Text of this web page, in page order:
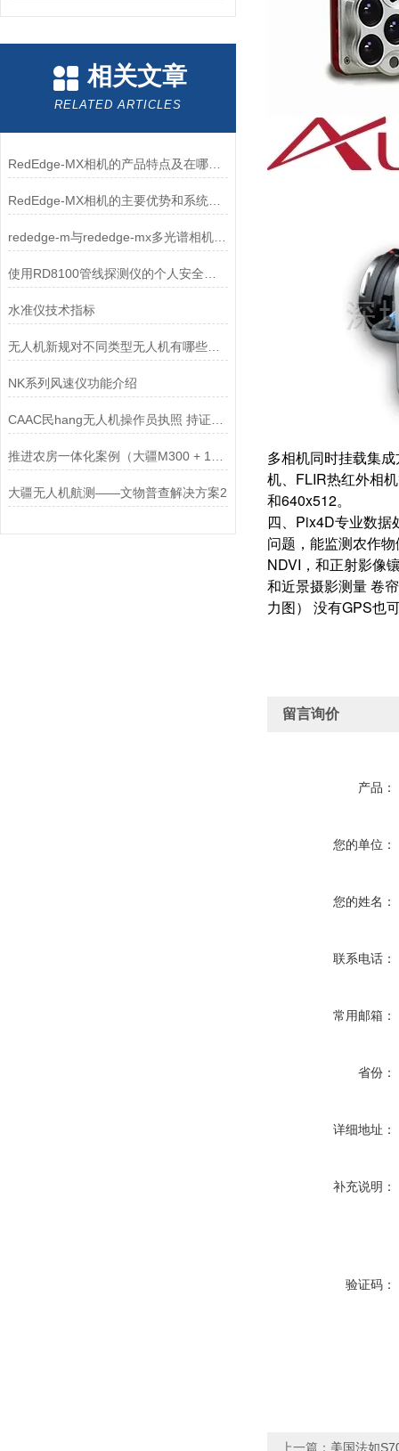
相关文章
RELATED ARTICLES
RedEdge-MX相机的产品特点及在哪些方面可以使用
RedEdge-MX相机的主要优势和系统特点
rededge-m与rededge-mx多光谱相机区别
水准仪技术指标
无人机新规对不同类型无人机有哪些具体的限制和要求？
NK系列风速仪功能介绍
大疆无人机航测——文物普查解决方案2
多相机同时挂载集
机、FLIR热红外相
和640x512。
四、Pix4D专业数
问题，能监测农作
NDVI，和正射影
和近景摄影测量 卷
力图） 没有GPS
留言询价
产品：
您的单位：
您的姓名：
联系电话：
常用邮箱：
省份：
详细地址：
补充说明：
验证码：
上一篇： 美国法如